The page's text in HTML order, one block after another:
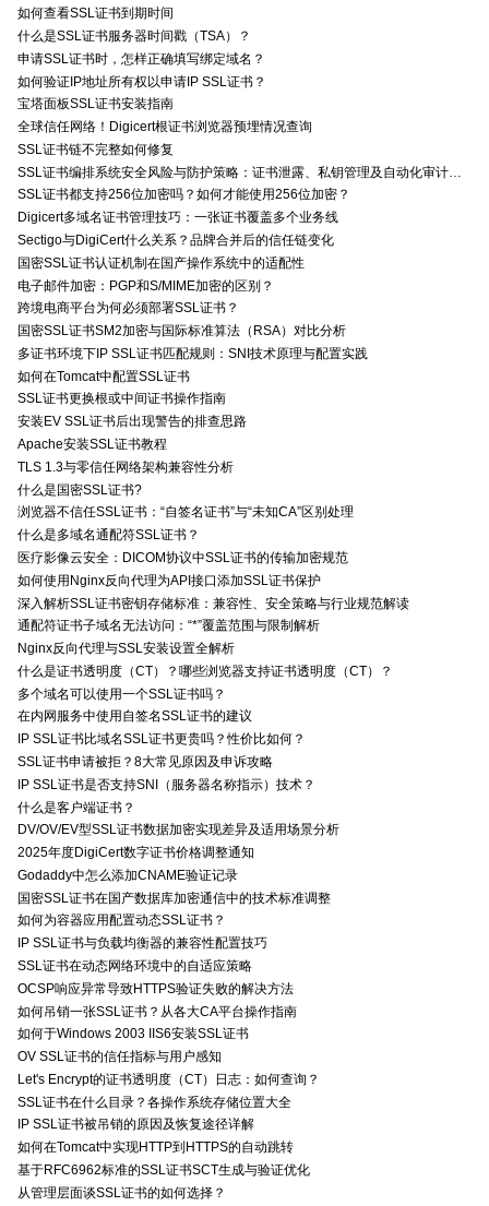
如何查看SSL证书到期时间
什么是SSL证书服务器时间戳（TSA）？
申请SSL证书时，怎样正确填写绑定域名？
如何验证IP地址所有权以申请IP SSL证书？
宝塔面板SSL证书安装指南
全球信任网络！Digicert根证书浏览器预埋情况查询
SSL证书链不完整如何修复
SSL证书都支持256位加密吗？如何才能使用256位加密？
Digicert多域名证书管理技巧：一张证书覆盖多个业务线
Sectigo与DigiCert什么关系？品牌合并后的信任链变化
国密SSL证书认证机制在国产操作系统中的适配性
电子邮件加密：PGP和S/MIME加密的区别？
跨境电商平台为何必须部署SSL证书？
国密SSL证书SM2加密与国际标准算法（RSA）对比分析
多证书环境下IP SSL证书匹配规则：SNI技术原理与配置实践
如何在Tomcat中配置SSL证书
SSL证书更换根或中间证书操作指南
安装EV SSL证书后出现警告的排查思路
Apache安装SSL证书教程
TLS 1.3与零信任网络架构兼容性分析
什么是国密SSL证书?
浏览器不信任SSL证书：“自签名证书”与“未知CA”区别处理
什么是多域名通配符SSL证书？
医疗影像云安全：DICOM协议中SSL证书的传输加密规范
如何使用Nginx反向代理为API接口添加SSL证书保护
深入解析SSL证书密钥存储标准：兼容性、安全策略与行业规范解读
通配符证书子域名无法访问：“*”覆盖范围与限制解析
Nginx反向代理与SSL安装设置全解析
什么是证书透明度（CT）？哪些浏览器支持证书透明度（CT）？
多个域名可以使用一个SSL证书吗？
在内网服务中使用自签名SSL证书的建议
IP SSL证书比域名SSL证书更贵吗？性价比如何？
SSL证书申请被拒？8大常见原因及申诉攻略
IP SSL证书是否支持SNI（服务器名称指示）技术？
什么是客户端证书？
DV/OV/EV型SSL证书数据加密实现差异及适用场景分析
2025年度DigiCert数字证书价格调整通知
Godaddy中怎么添加CNAME验证记录
国密SSL证书在国产数据库加密通信中的技术标准调整
如何为容器应用配置动态SSL证书？
IP SSL证书与负载均衡器的兼容性配置技巧
SSL证书在动态网络环境中的自适应策略
OCSP响应异常导致HTTPS验证失败的解决方法
如何吊销一张SSL证书？从各大CA平台操作指南
如何于Windows 2003 IIS6安装SSL证书
OV SSL证书的信任指标与用户感知
Let's Encrypt的证书透明度（CT）日志：如何查询？
SSL证书在什么目录？各操作系统存储位置大全
IP SSL证书被吊销的原因及恢复途径详解
如何在Tomcat中实现HTTP到HTTPS的自动跳转
基于RFC6962标准的SSL证书SCT生成与验证优化
从管理层面谈SSL证书的如何选择？